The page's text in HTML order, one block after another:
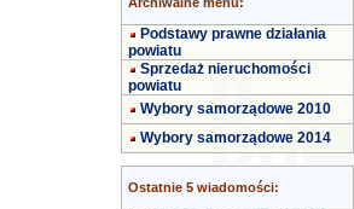
Podstawy prawne działania
powiatu
Sprzedaż nieruchomości
powiatu
Wybory samorządowe 2010
Wybory samorządowe 2014
Ostatnie 5 wiadomości: